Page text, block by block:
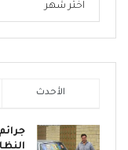
الأحدث